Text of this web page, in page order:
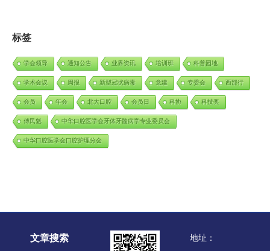
标签
学会领导 通知公告 业界资讯 培训班 科普园地
学术会议 周报 新型冠状病毒 党建 专委会 西部行
会员 年会 北大口腔 会员日 科协 科技奖
傅民魁 中华口腔医学会牙体牙髓病学专业委员会
中华口腔医学会口腔护理分会
文章搜索 地址：